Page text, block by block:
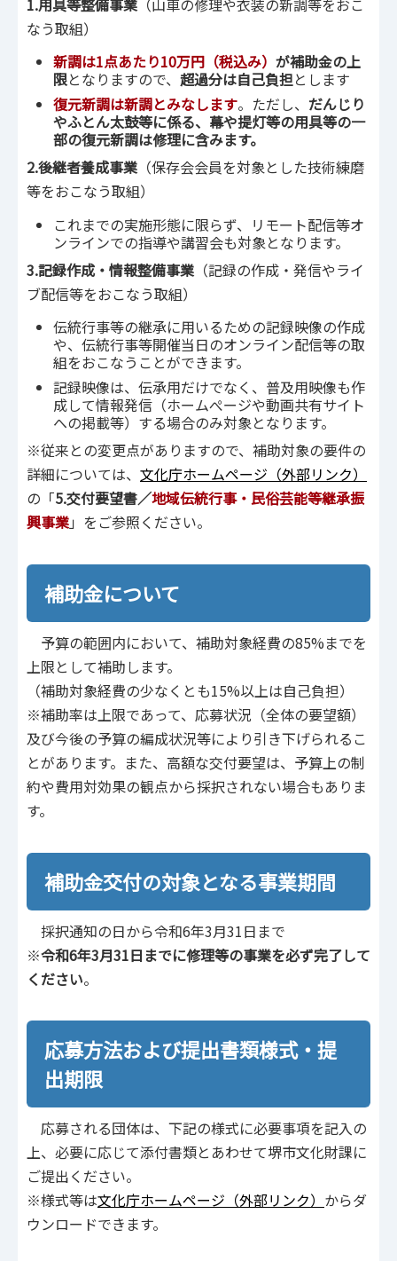
なう取組）
新調は1点あたり10万円（税込み） が補助金の上
限となりますので、 超過分は自己負担とします
復元新調は新調とみなします。ただし、 だんじり
やふとん太鼓等に係る、幕や提灯等の用具等の一
部の復元新調は修理に含みます。
2.後継者養成事業 （保存会会員を対象とした技術練磨
等をおこなう取組）
これまでの実施形態に限らず、リモート配信等オ
ンラインでの指導や講習会も対象となります。
3.記録作成・情報整備事業 （記録の作成・発信やライ
ブ配信等をおこなう取組）
伝統行事等の継承に用いるための記録映像の作成
や、伝統行事等開催当日のオンライン配信等の取
組をおこなうことができます。
記録映像は、伝承用だけでなく、普及用映像も作
成して情報発信（ホームぺージや動画共有サイト
への掲載等）する場合のみ対象となります。
※従来との変更点がありますので、補助対象の要件の
詳細については、 文化庁ホームページ（外部リンク）
の「5.交付要望書／地域伝統行事・民俗芸能等継承振
興事業」をご参照ください。
補助金について
予算の範囲内において、補助対象経費の85%までを
上限として補助します。
（補助対象経費の少なくとも15%以上は自己負担）
※補助率は上限であって、応募状況（全体の要望額）
及び今後の予算の編成状況等により引き下げられるこ
とがあります。また、高額な交付要望は、予算上の制
約や費用対効果の観点から採択されない場合もありま
す。
補助金交付の対象となる事業期間
採択通知の日から令和6年3月31日まで
※令和6年3月31日までに修理等の事業を必ず完了して
ください。
応募方法および提出書類様式・提
出期限
応募される団体は、下記の様式に必要事項を記入の
上、必要に応じて添付書類とあわせて堺市文化財課に
ご提出ください。
※様式等は文化庁ホームページ（外部リンク） からダ
ウンロードできます。